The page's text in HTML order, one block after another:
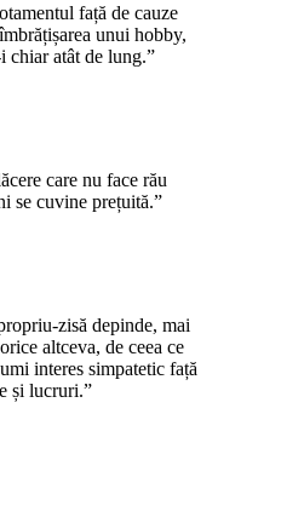
față de cauze
unui hobby,
chiar atât de lung.”
care nu face rău
se cuvine prețuită.”
zisă depinde, mai
altceva, de ceea ce
interes simpatetic față
și lucruri.”